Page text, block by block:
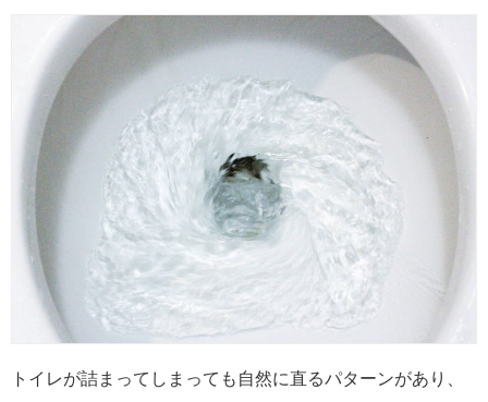
トイレが詰まってしまっても自然に直るパターンがあり、